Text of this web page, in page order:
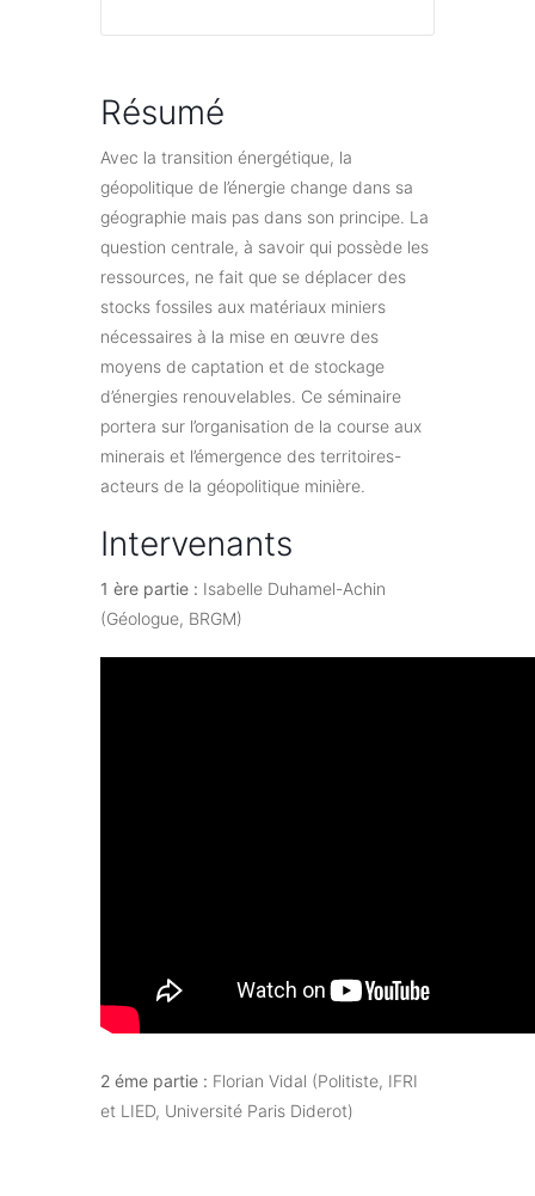
Résumé
Avec la transition énergétique, la
géopolitique de l’énergie change dans sa
géographie mais pas dans son principe. La
question centrale, à savoir qui possède les
ressources, ne fait que se déplacer des
stocks fossiles aux matériaux miniers
nécessaires à la mise en œuvre des
moyens de captation et de stockage
d’énergies renouvelables. Ce séminaire
portera sur l’organisation de la course aux
minerais et l’émergence des territoires-
acteurs de la géopolitique minière.
Intervenants
1 ère partie : Isabelle Duhamel-Achin
(Géologue, BRGM)
2 éme partie : Florian Vidal (Politiste, IFRI
et LIED, Université Paris Diderot)